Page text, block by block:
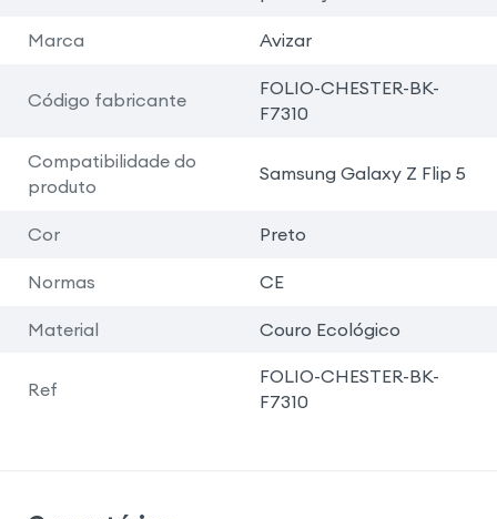
Marca Avizar
Código fabricante
FOLIO-CHESTER-BK-
F7310
Compatibilidade do
produto
Samsung Galaxy Z Flip 5
Cor Preto
Normas CE
Material Couro Ecológico
Ref
FOLIO-CHESTER-BK-
F7310